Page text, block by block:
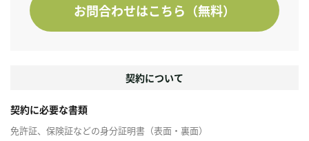
お問合わせはこちら（無料）
契約について
契約に必要な書類
免許証、保険証などの身分証明書（表面・裏面）